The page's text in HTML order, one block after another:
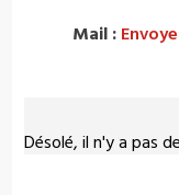
Désolé, il n'y a pas
Mail :